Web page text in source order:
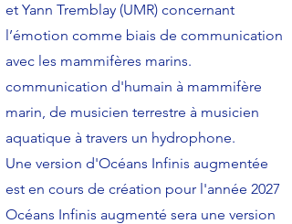
et Yann Tremblay (UMR) concernant
l’émotion comme biais de communication
avec les mammifères marins.
communication d'humain à mammifère
marin, de musicien terrestre à musicien
aquatique à travers un hydrophone.
Une version d'Océans Infinis augmentée
est en cours de création pour l'année 2027
Océans Infinis augmenté sera une version